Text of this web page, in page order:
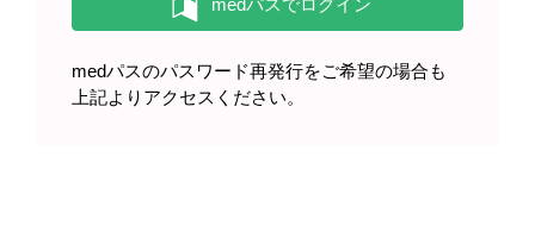
エベレンゾの電子化された添付文書はこちら
製品に関する注目コンテンツ
medパスのパスワード再発行をご希望の場合も
上記よりアクセスください。